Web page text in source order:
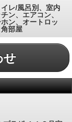
レ/風呂別、室内
ン、エアコン、
ン、オートロッ
部屋
せ